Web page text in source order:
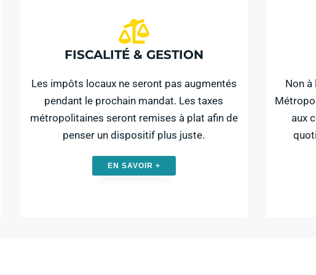
FISCALITÉ & GESTION
Les impôts locaux ne seront pas augmentés
pendant le prochain mandat. Les taxes
métropolitaines seront remises à plat afin de
penser un dispositif plus juste.
EN SAVOIR +
Non à
aux